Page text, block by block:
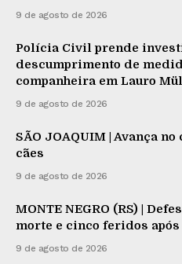
9 de agosto de 2026
Polícia Civil prende
descumprimento de
companheira em Lauro
9 de agosto de 2026
SÃO JOAQUIM | Avança
cães
9 de agosto de 2026
MONTE NEGRO (RS) |
morte e cinco feridos
9 de agosto de 2026